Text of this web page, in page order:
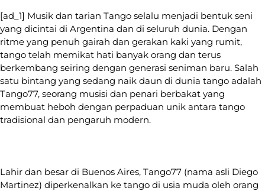
[ad_1] Musik dan tarian Tango selalu menjadi bentuk seni
yang dicintai di Argentina dan di seluruh dunia. Dengan
ritme yang penuh gairah dan gerakan kaki yang rumit,
tango telah memikat hati banyak orang dan terus
berkembang seiring dengan generasi seniman baru. Salah
satu bintang yang sedang naik daun di dunia tango adalah
Tango77, seorang musisi dan penari berbakat yang
membuat heboh dengan perpaduan unik antara tango
tradisional dan pengaruh modern.
Lahir dan besar di Buenos Aires, Tango77 (nama asli Diego
Martinez) diperkenalkan ke tango di usia muda oleh orang